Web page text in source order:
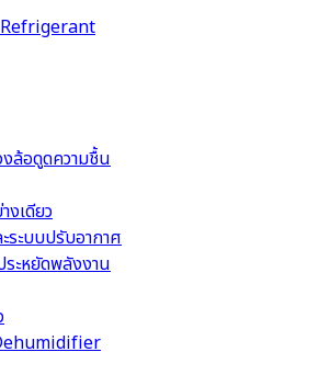
Refrigerant
งล้อดูดความชื้น
งเดียว
ระบบปรับอากาศ
ระหยัดพลังงาน